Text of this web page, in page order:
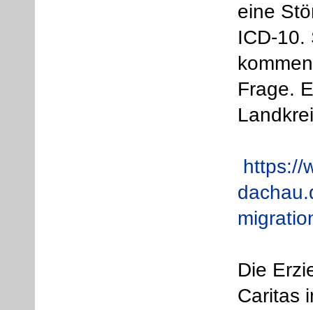
eine
ICD-10.
Frage.
https://
Die
Caritas